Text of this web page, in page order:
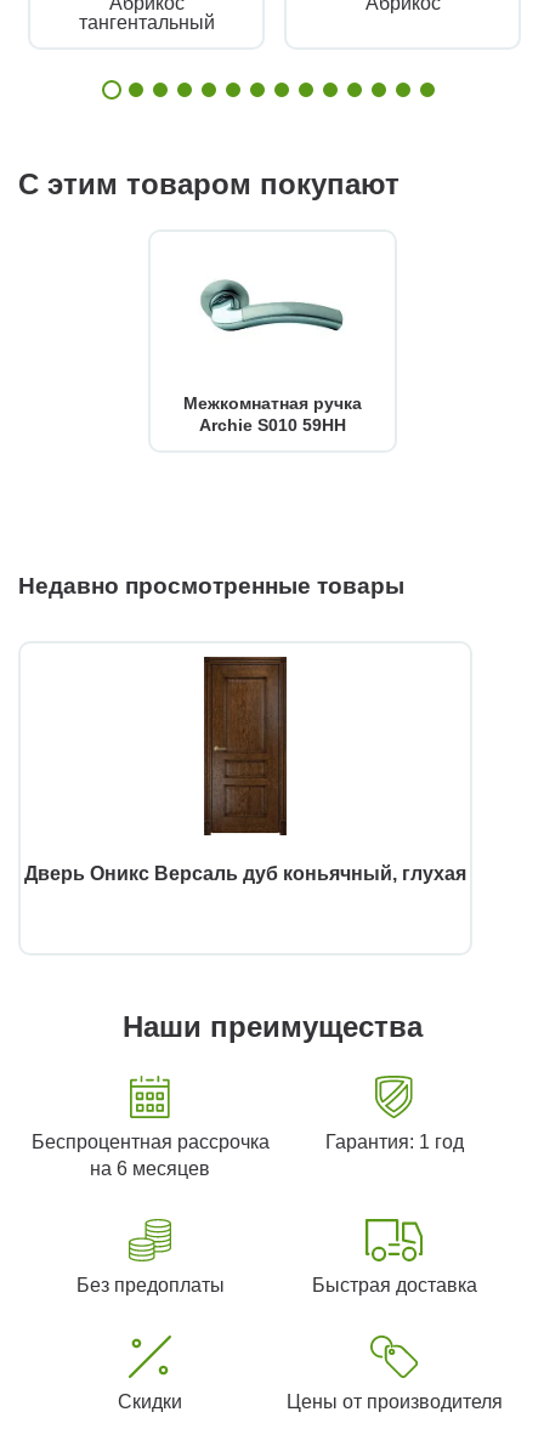
тангентальный
С этим товаром покупают
Межкомнатная ручка
Archie S010 59HH
Недавно просмотренные товары
Дверь Оникс Версаль дуб коньячный, глухая
Наши преимущества
Беспроцентная рассрочка
на 6 месяцев
Гарантия: 1 год
Без предоплаты Быстрая доставка
Скидки Цены от производителя